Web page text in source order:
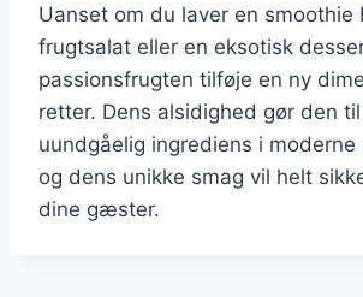
Uanset om du laver en smoothie
frugtsalat eller en eksotisk
passionsfrugten tilføje en ny
retter. Dens alsidighed gør den
uundgåelig ingrediens i moderne
og dens unikke smag vil helt
dine gæster.